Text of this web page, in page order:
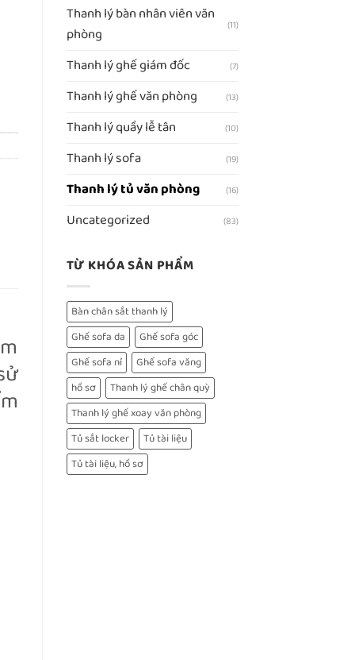
Thanh lý bàn nhân viên văn
phòng
(11)
Thanh lý ghế giám đốc (7)
Thanh lý ghế văn phòng (13)
Thanh lý quầy lễ tân (10)
Thanh lý sofa (19)
Thanh lý tủ văn phòng (16)
Uncategorized (83)
TỪ KHÓA SẢN PHẨM
Bàn chân sắt thanh lý
Ghế sofa da
Ghế sofa góc
Ghế sofa nỉ
Ghế sofa văng
hồ sơ
Thanh lý ghế chân quỳ
Thanh lý ghế xoay văn phòng
Tủ sắt locker
Tủ tài liệu
Tủ tài liệu, hồ sơ